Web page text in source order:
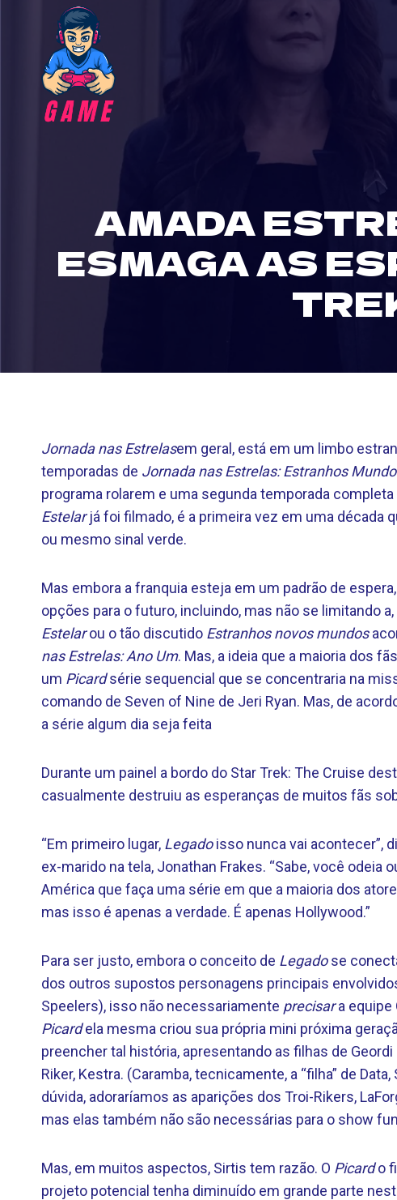
content
AMADA
ESMAGA AS
Jornada nas Estrelasem geral, está em um limbo
temporadas de Jornada nas Estrelas: Estranhos
programa rolarem e uma segunda temporada completa
Estelarjá foi filmado, é a primeira vez em uma década
ou mesmo sinal verde.
Mas embora a franquia esteja em um padrão de espera,
opções para o futuro, incluindo, mas não se limitando
Estelarou o tão discutido Estranhos novos mundos
nas Estrelas: Ano Um. Mas, a ideia que a maioria dos
um Picardsérie sequencial que se concentraria na
comando de Seven of Nine de Jeri Ryan. Mas, de
a série algum dia seja feita
Durante um painel a bordo do Star Trek: The Cruise
casualmente destruiu as esperanças de muitos fãs
“Em primeiro lugar, Legadoisso nunca vai acontecer”,
ex-marido na tela, Jonathan Frakes. “Sabe, você odeia
América que faça uma série em que a maioria dos
mas isso é apenas a verdade. É apenas Hollywood.”
Para ser justo, embora o conceito de Legadose
dos outros supostos personagens principais
Speelers), isso não necessariamente precisara equipe
Picardela mesma criou sua própria mini próxima
preencher tal história, apresentando as filhas de Geordi
Riker, Kestra. (Caramba, tecnicamente, a “filha” de
dúvida, adoraríamos as aparições dos Troi-Rikers,
mas elas também não são necessárias para o show
Mas, em muitos aspectos, Sirtis tem razão. O Picardo
projeto potencial tenha diminuído em grande parte